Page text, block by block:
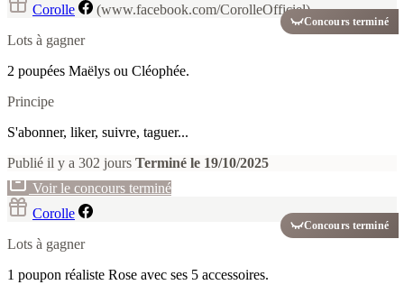
Concours terminé
Corolle
(www.facebook.com/CorolleOfficiel)
Lots à gagner
2 poupées Maëlys ou Cléophée.
Principe
S'abonner, liker, suivre, taguer...
Publié il y a 302 jours Terminé le 19/10/2025
Voir le concours terminé
Concours terminé
Corolle
Lots à gagner
1 poupon réaliste Rose avec ses 5 accessoires.